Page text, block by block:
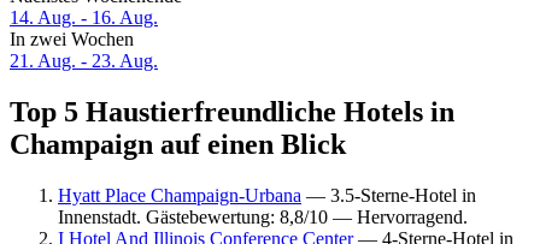
14. Aug. - 16. Aug.
In zwei Wochen
21. Aug. - 23. Aug.
Top 5 Haustierfreundliche Hotels in
Champaign auf einen Blick
Hyatt Place Champaign-Urbana — 3.5-Sterne-Hotel in
Innenstadt. Gästebewertung: 8,8/10 — Hervorragend.
I Hotel And Illinois Conference Center— 4-Sterne-Hotel in